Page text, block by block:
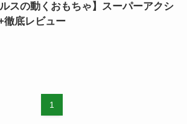
スの動くおもちゃ】スーパーアクシ
徹底レビュー
1